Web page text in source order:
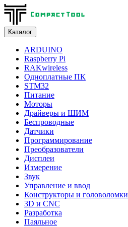
Каталог
ARDUINO
Raspberry Pi
RAKwireless
Одноплатные ПК
STM32
Питание
Моторы
Драйверы и ШИМ
Беспроводные
Датчики
Программирование
Преобразователи
Дисплеи
Измерение
Звук
Управление и ввод
Конструкторы и головоломки
3D и CNC
Разработка
Паяльное